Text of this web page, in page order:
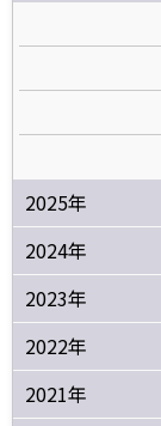
2025年
2024年
2023年
2022年
2021年